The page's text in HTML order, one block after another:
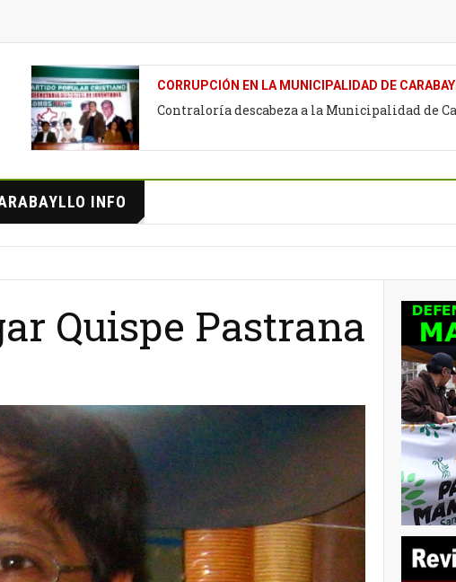
CORRUPCIÓN EN LA MUNICIPALIDAD DE
Contraloría descabeza a la Municipalidad de
INFO
Quispe Pastrana